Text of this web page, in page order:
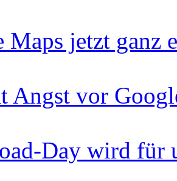
Maps jetzt ganz
Angst vor
Day wird für